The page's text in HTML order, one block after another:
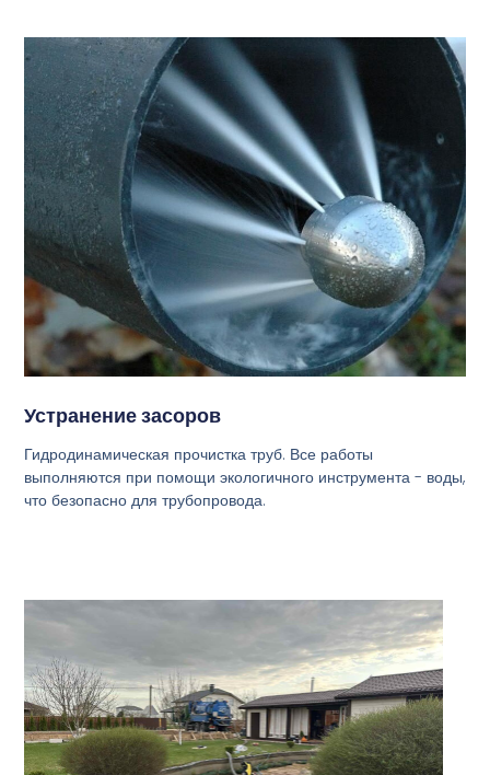
Устранение засоров
Гидродинамическая прочистка труб. Все работы
выполняются при помощи экологичного инструмента - воды,
что безопасно для трубопровода.